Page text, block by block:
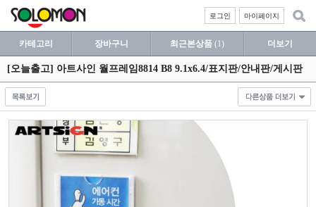
마이페이지
로그인
카테고리 장바구니 최근본상품 (1) 더보기
[오늘출고] 아트사인 월프레임8814 B8 9.1x6.4/표지판/안내판/게시판